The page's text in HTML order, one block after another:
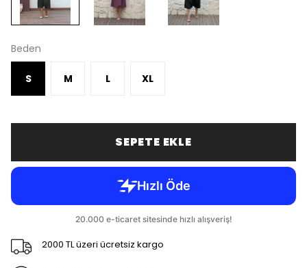
Beden
S M L XL
SEPETE EKLE
2000 TL üzeri ücretsiz kargo